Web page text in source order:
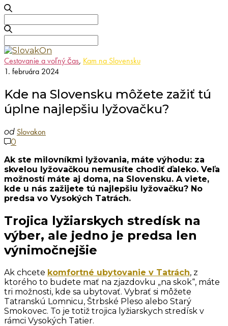
for:
for:
Cestovanie a voľný čas, Kam na Slovensku
1. februára 2024
Kde na Slovensku môžete zažiť tú
úplne najlepšiu lyžovačku?
od Slovakon
0
Ak ste milovníkmi lyžovania, máte výhodu: za
skvelou lyžovačkou nemusíte chodiť ďaleko. Veľa
možností máte aj doma, na Slovensku. A viete,
kde u nás zažijete tú najlepšiu lyžovačku? No
predsa vo Vysokých Tatrách.
Trojica lyžiarskych stredísk na
výber, ale jedno je predsa len
výnimočnejšie
Ak chcete komfortné ubytovanie v Tatrách, z
ktorého to budete mať na zjazdovku „na skok“, máte
tri možnosti, kde sa ubytovať. Vybrať si môžete
Tatranskú Lomnicu, Štrbské Pleso alebo Starý
Smokovec. To je totiž trojica lyžiarskych stredísk v
rámci Vysokých Tatier.